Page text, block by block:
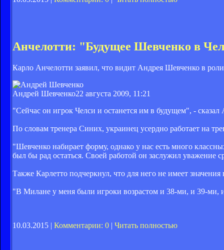
Анчелотти: "Будущее Шевченко в
Карло Анчелотти заявил, что видит Андрея Шевченко в
Андрей Шевченко22 августа 2009, 11:21
"Сейчас он игрок Челси и останется им в будущем", - сказал
По словам тренера Синих, украинец усердно работает на
"Шевченко набирает форму, однако у нас есть много
был бы рад остаться. Своей работой он заслужил уважение
Также Карлетто подчеркнул, что для него не имеет
"В Милане у меня были игроки возрастом и 38-ми, и 39-ми,
10.03.2015 | Комментарии: 0 | Читать полностью